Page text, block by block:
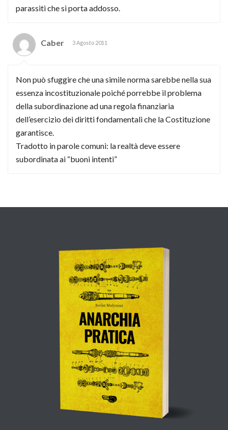
parassiti che si porta addosso.
Caber 3 Agosto 2011
Non può sfuggire che una simile norma sarebbe nella sua
essenza incostituzionale poiché porrebbe il problema
della subordinazione ad una regola finanziaria
dell’esercizio dei diritti fondamentali che la Costituzione
garantisce.
Tradotto in parole comuni: la realtà deve essere
subordinata ai “buoni intenti”